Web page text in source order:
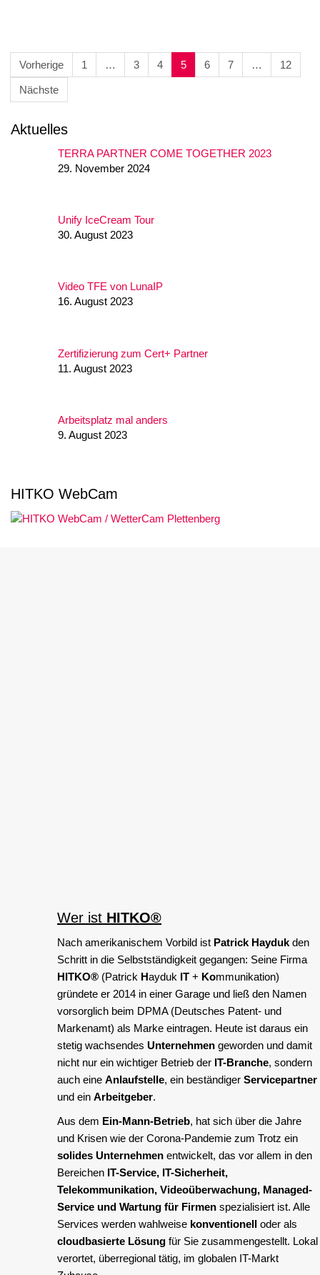
Seitennummerierung
der
Beiträge
Vorherige 1 … 3 4 5 6 7 … 12
Nächste
Aktuelles
TERRA PARTNER COME TOGETHER 2023
29. November 2024
Unify IceCream Tour
30. August 2023
Video TFE von LunaIP
16. August 2023
Zertifizierung zum Cert+ Partner
11. August 2023
Arbeitsplatz mal anders
9. August 2023
HITKO WebCam
Wer ist HITKO®
Nach amerikanischem Vorbild ist Patrick Hayduk den
Schritt in die Selbstständigkeit gegangen: Seine Firma
HITKO® (Patrick Hayduk IT + Kommunikation)
gründete er 2014 in einer Garage und ließ den Namen
vorsorglich beim DPMA (Deutsches Patent- und
Markenamt) als Marke eintragen. Heute ist daraus ein
stetig wachsendes Unternehmen geworden und damit
nicht nur ein wichtiger Betrieb der IT-Branche, sondern
auch eine Anlaufstelle, ein beständiger Servicepartner
und ein Arbeitgeber.
Aus dem Ein-Mann-Betrieb, hat sich über die Jahre
und Krisen wie der Corona-Pandemie zum Trotz ein
solides Unternehmen entwickelt, das vor allem in den
Bereichen IT-Service, IT-Sicherheit,
Telekommunikation, Videoüberwachung, Managed-
Service und Wartung für Firmen spezialisiert ist. Alle
Services werden wahlweise konventionell oder als
cloudbasierte Lösung für Sie zusammengestellt. Lokal
verortet, überregional tätig, im globalen IT-Markt